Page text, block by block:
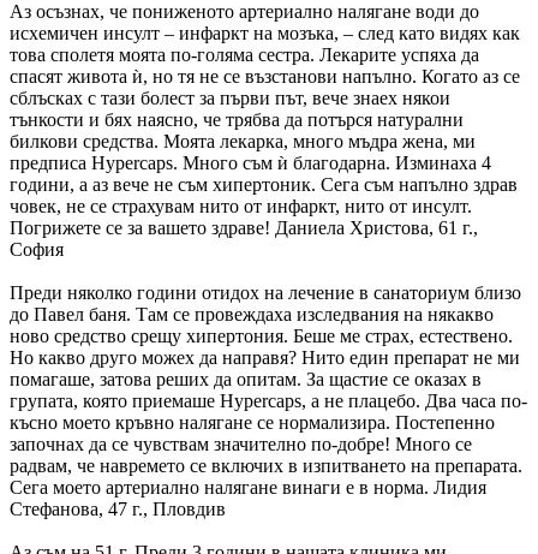
Аз осъзнах, че пониженото артериално налягане води до
исхемичен инсулт – инфаркт на мозъка, – след като видях как
това сполетя моята по-голяма сестра. Лекарите успяха да
спасят живота ѝ, но тя не се възстанови напълно. Когато аз се
сблъсках с тази болест за първи път, вече знаех някои
тънкости и бях наясно, че трябва да потърся натурални
билкови средства. Моята лекарка, много мъдра жена, ми
предписа Hypercaps. Много съм ѝ благодарна. Изминаха 4
години, а аз вече не съм хипертоник. Сега съм напълно здрав
човек, не се страхувам нито от инфаркт, нито от инсулт.
Погрижете се за вашето здраве! Даниела Христова, 61 г.,
София
Преди няколко години отидох на лечение в санаториум близо
до Павел баня. Там се провеждаха изследвания на някакво
ново средство срещу хипертония. Беше ме страх, естествено.
Но какво друго можех да направя? Нито един препарат не ми
помагаше, затова реших да опитам. За щастие се оказах в
групата, която приемаше Hypercaps, а не плацебо. Два часа по-
късно моето кръвно налягане се нормализира. Постепенно
започнах да се чувствам значително по-добре! Много се
радвам, че навремето се включих в изпитването на препарата.
Сега моето артериално налягане винаги е в норма. Лидия
Стефанова, 47 г., Пловдив